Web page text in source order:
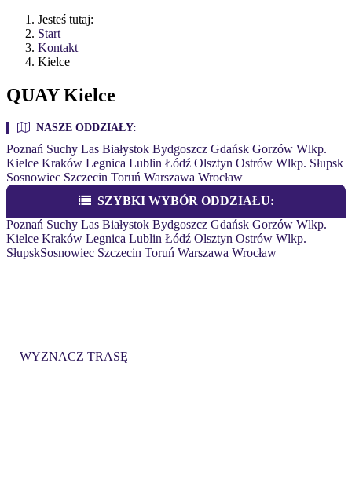
Jesteś tutaj:
Start
Kontakt
Kielce
QUAY Kielce
NASZE ODDZIAŁY:
Poznań Suchy Las Białystok Bydgoszcz Gdańsk Gorzów Wlkp.
Kielce Kraków Legnica Lublin Łódź Olsztyn Ostrów Wlkp. Słupsk
Sosnowiec Szczecin Toruń Warszawa Wrocław
SZYBKI WYBÓR ODDZIAŁU:
Poznań Suchy Las Białystok Bydgoszcz Gdańsk Gorzów Wlkp.
Kielce Kraków Legnica Lublin Łódź Olsztyn Ostrów Wlkp.
SłupskSosnowiec Szczecin Toruń Warszawa Wrocław
WYZNACZ TRASĘ